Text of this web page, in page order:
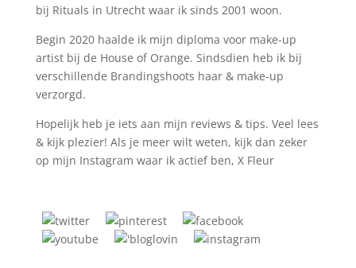
bij Rituals in Utrecht waar ik sinds 2001 woon.
Begin 2020 haalde ik mijn diploma voor make-up
artist bij de House of Orange. Sindsdien heb ik bij
verschillende Brandingshoots haar & make-up
verzorgd.
Hopelijk heb je iets aan mijn reviews & tips. Veel lees
& kijk plezier! Als je meer wilt weten, kijk dan zeker
op mijn Instagram waar ik actief ben, X Fleur